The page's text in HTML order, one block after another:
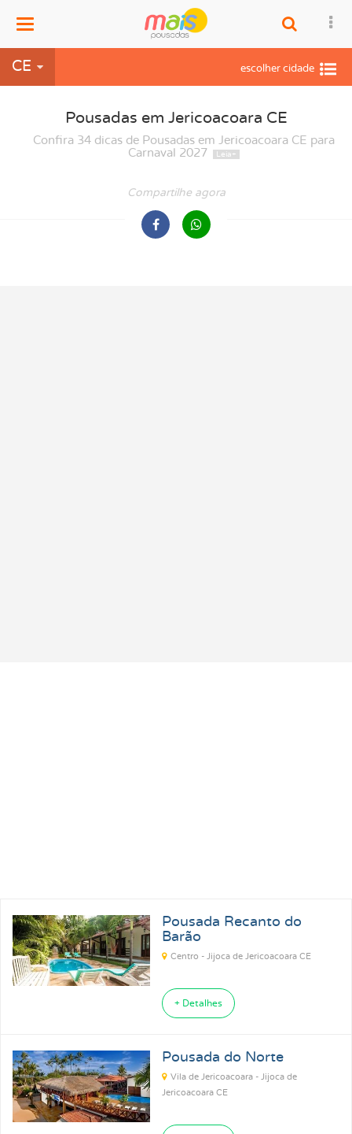
Menu
CE
Pousadas em Jericoacoara CE
Confira 34 dicas de Pousadas em Jericoacoara CE para
Carnaval 2027
Pousadas em Florianópolis SC
Pousadas em Ilhabela SP
Pousadas em Praia Grande SP
Pousadas em Paraty RJ
Compartilhe agora
Pousada Recanto do
Barão
Centro - Jijoca de Jericoacoara CE
+ Detalhes
Pousada do Norte
Vila de Jericoacoara - Jijoca de
Jericoacoara CE